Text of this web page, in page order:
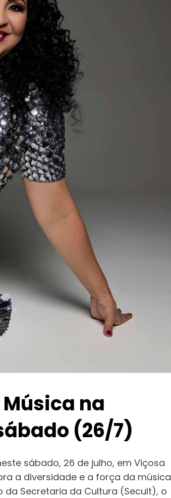
na
(26/7)
sábado, 26 de julho, em Viçosa
a diversidade e a força da música
da Secretaria da Cultura (Secult), o